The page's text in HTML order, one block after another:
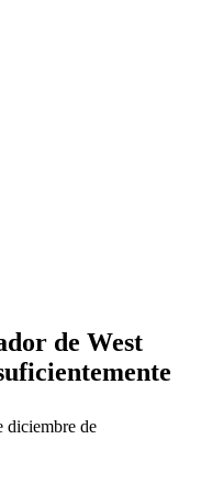
de West
diciembre de